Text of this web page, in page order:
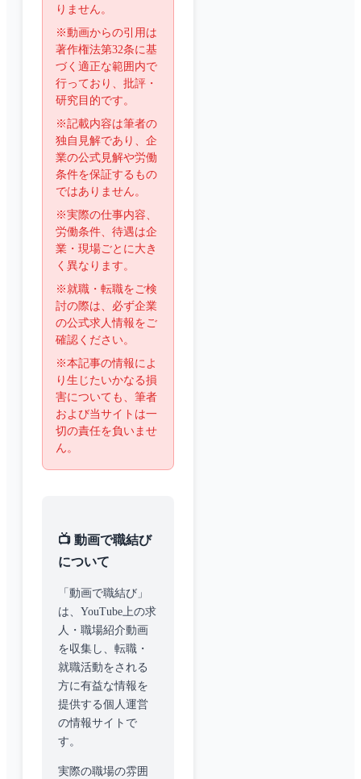
りません。
※動画からの引用は
著作権法第32条に基
づく適正な範囲内で
行っており、批評・
研究目的です。
※記載内容は筆者の
独自見解であり、企
業の公式見解や労働
条件を保証するもの
ではありません。
※実際の仕事内容、
労働条件、待遇は企
業・現場ごとに大き
く異なります。
※就職・転職をご検
討の際は、必ず企業
の公式求人情報をご
確認ください。
※本記事の情報によ
り生じたいかなる損
害についても、筆者
および当サイトは一
切の責任を負いませ
ん。
📺 動画で職結び
について
「動画で職結び」
は、YouTube上の求
人・職場紹介動画
を収集し、転職・
就職活動をされる
方に有益な情報を
提供する個人運営
の情報サイトで
す。
実際の職場の雰囲